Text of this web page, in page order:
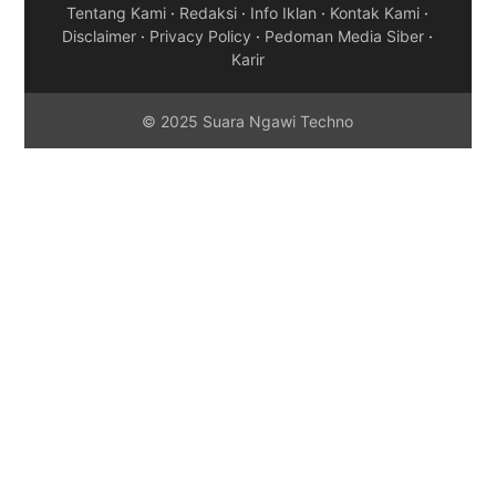
Tentang Kami · Redaksi · Info Iklan · Kontak Kami ·
Disclaimer · Privacy Policy · Pedoman Media Siber ·
Karir
© 2025 Suara Ngawi Techno